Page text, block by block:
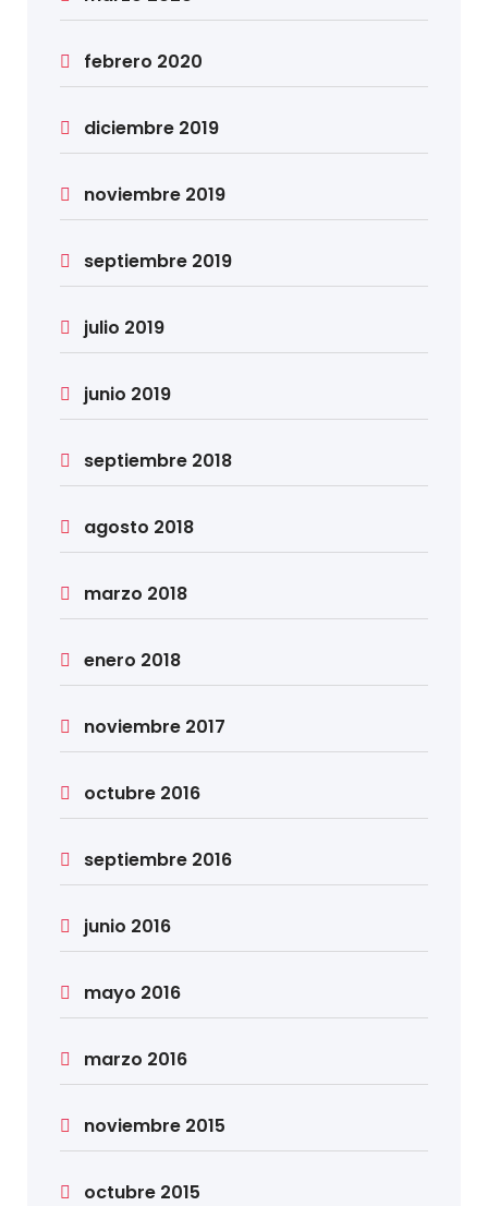
febrero 2020
diciembre 2019
noviembre 2019
septiembre 2019
julio 2019
junio 2019
septiembre 2018
agosto 2018
marzo 2018
enero 2018
noviembre 2017
octubre 2016
septiembre 2016
junio 2016
mayo 2016
marzo 2016
noviembre 2015
octubre 2015